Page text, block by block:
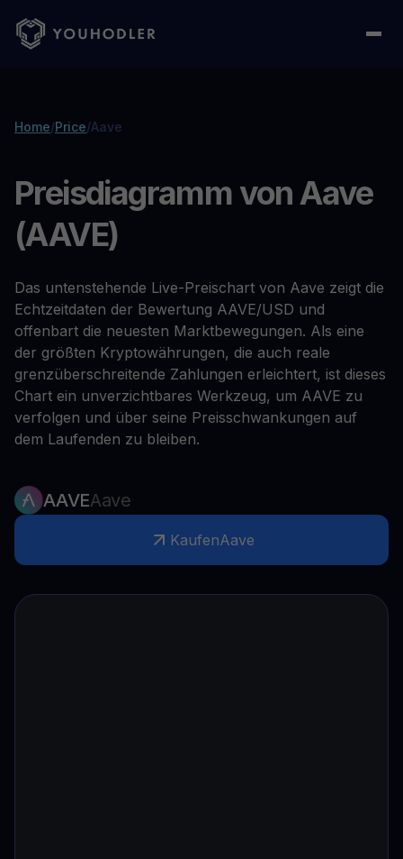
Home/Price/Aave
Preisdiagramm von Aave
(AAVE)
Das untenstehende Live-Preischart von Aave zeigt die
Echtzeitdaten der Bewertung AAVE/USD und
offenbart die neuesten Marktbewegungen. Als eine
der größten Kryptowährungen, die auch reale
grenzüberschreitende Zahlungen erleichtert, ist dieses
Chart ein unverzichtbares Werkzeug, um AAVE zu
verfolgen und über seine Preisschwankungen auf
dem Laufenden zu bleiben.
AAVEAave
KaufenAave